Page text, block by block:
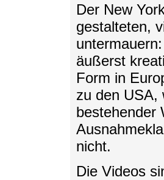
Der New
gestalteten,
äußerst
Form in
zu den USA,
bestehender
nicht.
Die Videos